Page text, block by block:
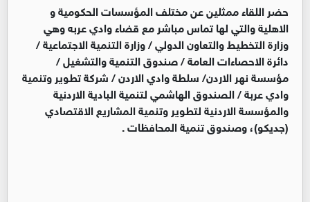
حضر اللقاء ممثلين عن مختلف المؤسسات الحكومية و
الاهلية والتي لها تماس مباشر مع قضاء وادي عربه وهي
وزارة التخطيط والتعاون الدولي / وزارة التنمية الاجتماعية /
دائرة الاحصاءات العامة / صندوق التنمية والتشغيل /
مؤسسة نهر الاردن/ سلطة وادي الاردن / شركة تطوير وتنمية
وادي عربة / الصندوق الهاشمي لتنمية البادية الاردنية
والمؤسسة الاردنية لتطوير وتنمية المشاريع الاقتصادي
(جديكو)، وصندوق تنمية المحافظات .